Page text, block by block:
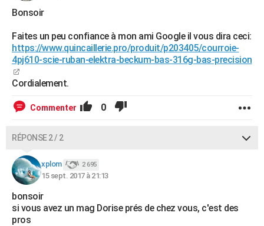
Dictionnaire
Biographies
Citations
Expressions
Proverbes
PROGRAMME TV
COPAINS D'AVANT
S'inscrire
Se connecter
Lycées
Collèges
Primaires
Universités
Entreprises
Service militaire
Avis de recherche
AVIS DE DÉCÈS
FORUM
Bricolage
Lifestyle
Culture
Sport
Auto
Television
Voyage
Cinema
Bonsoir
Faites un peu confiance à mon ami Google il vous dira ceci:
https://www.quincaillerie.pro/produit/p203405/courroie-
4pj610-scie-ruban-elektra-beckum-bas-316g-bas-precision
Cordialement.
Commenter 0
RÉPONSE 2 / 2
xplom 2 695
15 sept. 2017 à 21:13
bonsoir
si vous avez un mag Dorise prés de chez vous, c'est des
pros